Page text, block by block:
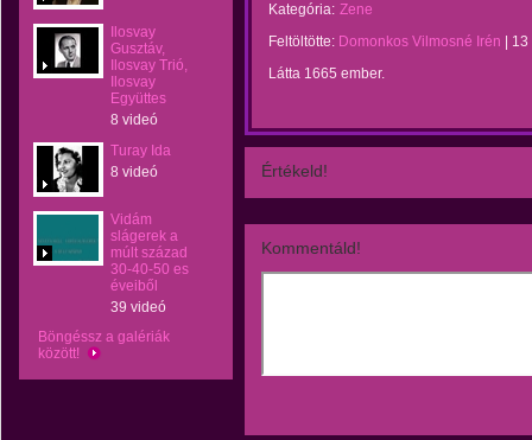
Ilosvay
Gusztáv,
Ilosvay Trió,
Ilosvay
Együttes
8 videó
Turay Ida
8 videó
Vidám
slágerek a
múlt század
30-40-50 es
éveiből
39 videó
Böngéssz a galériák
között!
Kategória: Zene
Feltöltötte: Domonkos Vilmosné Irén
13
Látta 1665 ember.
Értékeld!
Kommentáld!